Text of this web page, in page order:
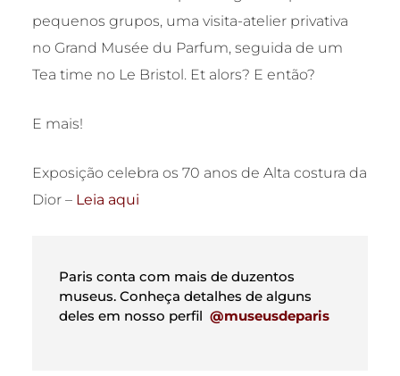
pequenos grupos, uma visita-atelier privativa
no Grand Musée du Parfum, seguida de um
Tea time no Le Bristol. Et alors? E então?
E mais!
Exposição celebra os 70 anos de Alta costura da
Dior – Leia aqui
Paris conta com mais de duzentos
museus. Conheça detalhes de alguns
deles em nosso perfil@museusdeparis